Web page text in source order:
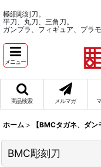
極細彫刻刀。
平刀、丸刀、三角刀。
ガンプラ、フィギュア、プラ
メニュー
商品検索 メルマガ
ホーム > 【BMCタガネ、ダン
BMC彫刻刀